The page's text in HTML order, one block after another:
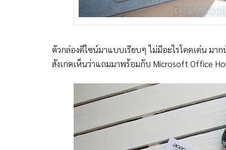
ตัวกล่องดีไซน์มาแบบเรียบๆ ไม่มีอะไรโดดเด่น มา
สังเกตเห็นว่าแถมมาพร้อมกับ Microsoft Office